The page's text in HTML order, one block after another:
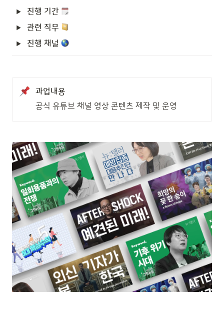
진행 기간
관련 직무
진행 채널
과업내용
공식 유튜브 채널 영상 콘텐츠 제작 및 운영